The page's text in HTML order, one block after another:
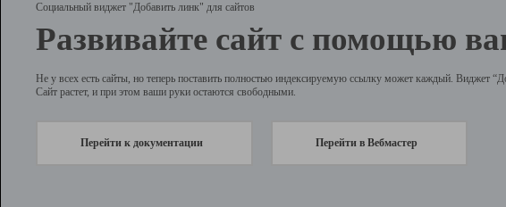
Социальный виджет "Добавить линк" для сайтов
Развивайте сайт с помощью
Не у всех есть сайты, но теперь поставить полностью индексируемую ссылку может каждый. Виджет
Сайт растет, и при этом ваши руки остаются свободными.
Перейти к документации Перейти в Вебмастер